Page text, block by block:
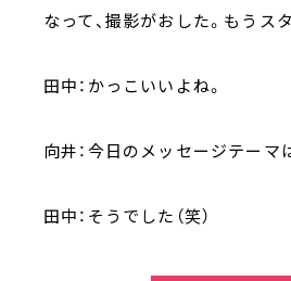
なって、撮影がおした。もうスタ
田中：かっこいいよね。
向井：今日のメッセージテーマ
田中：そうでした（笑）